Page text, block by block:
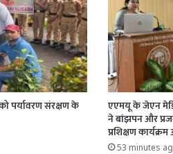
पर्यावरण संरक्षण के
एएमयू के जेएन
ने बांझपन और
प्रशिक्षण
53 minutes